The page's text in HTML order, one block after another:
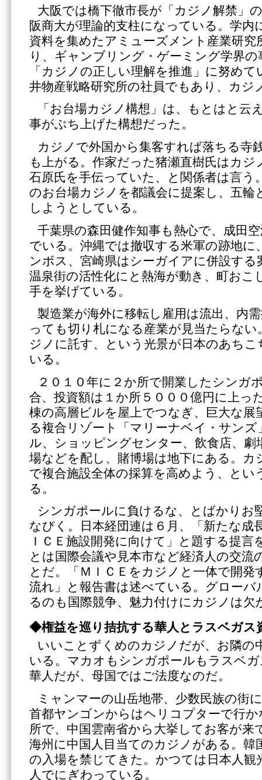
大阪では橋下徹市長が「カジノ解禁」
阪商大が理論的支柱になっている。学内
資料を集めたアミューズメント産業研究
り、ギャンブリング・ゲーミング学界
「カジノの正しい理解を推進」に努め
井物産戦略研究所の社員でもあり、カジ
「お台場カジノ構想」は、もとはと云
事がぶち上げた構想だった。
カジノで外国から集客すれば落ちる寺
も上がる。作家だった猪瀬直樹氏はカジ
石原氏を手伝っていた、と関係者は言う
のお台場カジノを都議会に提案し、五輪
しようとしている。
千葉県の森田健作知事も熱心で、成田
でいる。沖縄では撤収する米軍の跡地に
ンボス、宮崎県はシーガイアに併設す
温泉街の活性化にと熱海が動き、町おこ
手を挙げている。
製造業が海外に移転し雇用は流出、内
っても切り札になる産業が見当たらない
ジノに託す、という光景が日本のあち
いる。
２０１０年に２か所で開業したシンガ
合、投資額は１か所５０００億円に上っ
棟の高層ビルを屋上でつなぎ、巨大な展
る複合リゾート「マリーナベイ・サンズ
ル、ショッピングセンター、飲食店、劇
場などを配し、賭博場は地下にある。カ
で複合施設全体の採算を高めよう、とい
る。
シンガポールに負けるな、とばかりお
なびく。日本経団連は６月、「新たな成
ＩＣＥ施設開発に向けて」と題する提言
とは国際会議や見本市など経済人の交流
とだ。「ＭＩＣＥをカジノと一体で開発
流れ」と報告書は述べている。グローバ
るのも国際競争、魅力付けにカジノは欠
◆権益を巡り拮抗する華人とラスベガス
いいことずくめのカジノだが、お隣の
いる。マカオもシンガポールもラスベ
華人だが、母国ではご法度なのだ。
ミャンマーの山岳地帯、少数民族の街
首都ヤンゴンからはヘリコプターで行
所で、中国雲南省から大挙してお客が来
海州に中国人目当てのカジノがある。韓
の入場を禁じてきた。かつては日本人観
人でにぎわっている。